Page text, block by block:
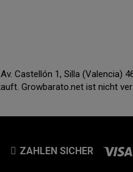
Castellón 1, Silla (Valencia)
Growbarato.net ist nicht
ZAHLEN SICHER